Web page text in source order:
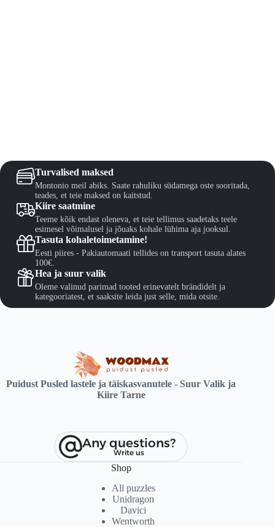
Turvalised maksed
Montonio meil abiks. Saate rahuliku südamega oste sooritada,
teades, et teie maksed on kaitstud.
Kiire saatmine
Teeme kõik endast oleneva, et teie tellimus saadetaks teele
esimesel võimalusel ja jõuaks kohale lühima aja jooksul.
Tasuta kohaletoimetamine!
Eesti piires - Pakiautomaati tellides on transport tasuta alates
100€.
Hea ja suur valik
Oleme valinud parimad tooted erinevatelt brändidelt ja
kategooriatest, et saaksite leida just selle, mida otsite.
Puidust Pusled lastele ja täiskasvanutele - Suur Valik ja
Kiire Tarne
Any questions?
Write us
Shop
All puzzles
Unidragon
Davici
Wentworth